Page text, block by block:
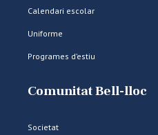
Calendari escolar
Uniforme
Programes d’estiu
Comunitat Bell-lloc
Societat